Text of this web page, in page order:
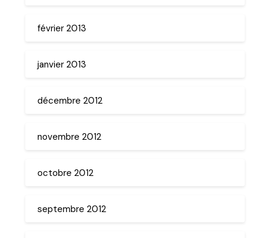
février 2013
janvier 2013
décembre 2012
novembre 2012
octobre 2012
septembre 2012